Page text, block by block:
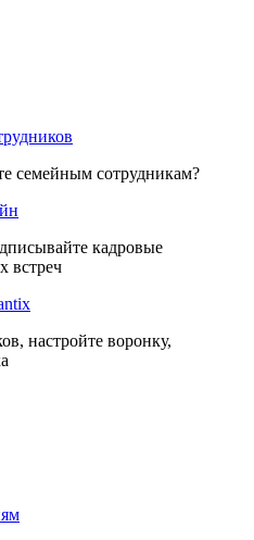
семейным сотрудникам?
кадровые
встреч
настройте воронку,